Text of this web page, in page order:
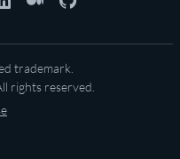
trademark.
rights reserved.